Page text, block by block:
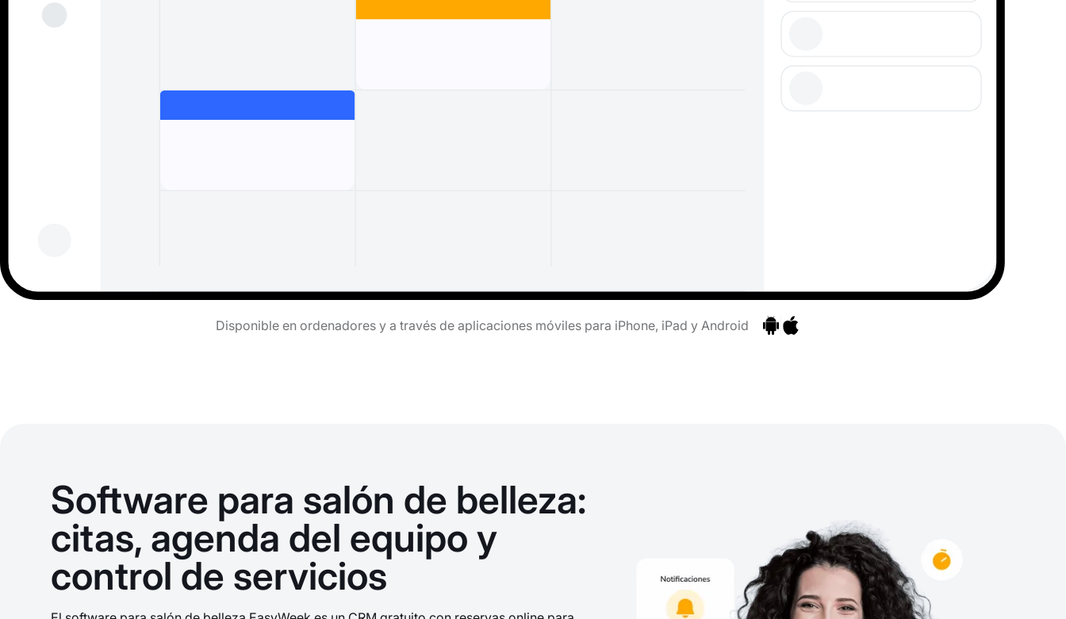
Disponible en ordenadores y a través de aplicaciones móviles para iPhone, iPad y Android
Software para salón de belleza:
citas, agenda del equipo y
control de servicios